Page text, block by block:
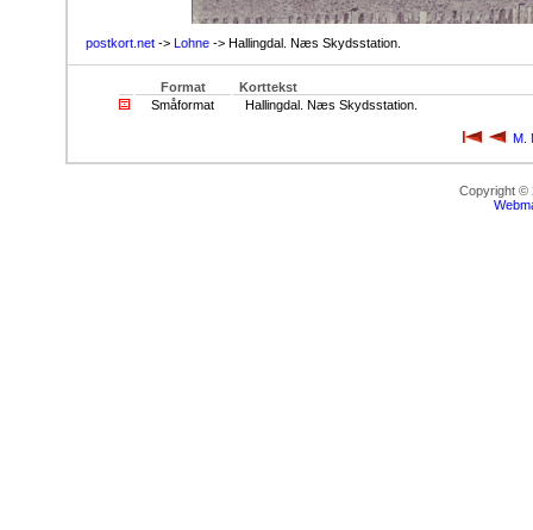
postkort.net -> Lohne -> Hallingdal. Næs Skydsstation.
Format
Korttekst
Småformat
Hallingdal. Næs Skydsstation.
M.
Copyright ©